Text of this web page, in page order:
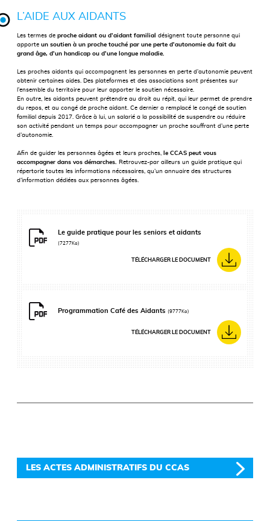
L’AIDE AUX AIDANTS
Les termes deproche aidant ou d’aidant familial désignent toute personne qui
apporteun soutien à un proche touché par une perte d’autonomie du fait du
grand âge, d’un handicap ou d’une longue maladie.
Les proches aidants qui accompagnent les personnes en perte d’autonomie peuvent
obtenir certaines aides. Des plateformes et des associations sont présentes sur
l’ensemble du territoire pour leur apporter le soutien nécessaire.
En outre, les aidants peuvent prétendre au droit au répit, qui leur permet de prendre
du repos, et au congé de proche aidant. Ce dernier a remplacé le congé de soutien
familial depuis 2017. Grâce à lui, un salarié a la possibilité de suspendre ou réduire
son activité pendant un temps pour accompagner un proche souffrant d’une perte
d’autonomie.
Afin de guider les personnes âgées et leurs proches,
le CCAS peut vous
accompagner dans vos démarches.
Retrouvez-par ailleurs un guide pratique qui
répertorie toutes les informations nécessaires, qu’un annuaire des structures
d’information dédiées aux personnes âgées.
Le guide pratique pour les seniors et aidants
(7277Ko)
TÉLÉCHARGER LE DOCUMENT
Programmation Café des Aidants(9777Ko)
TÉLÉCHARGER LE DOCUMENT
LES ACTES ADMINISTRATIFS DU CCAS